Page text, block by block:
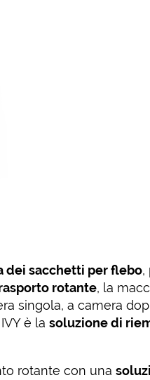
dei sacchetti per flebo,
rotante, la
singola, a camera
IVY è lasoluzione di
rotante con una